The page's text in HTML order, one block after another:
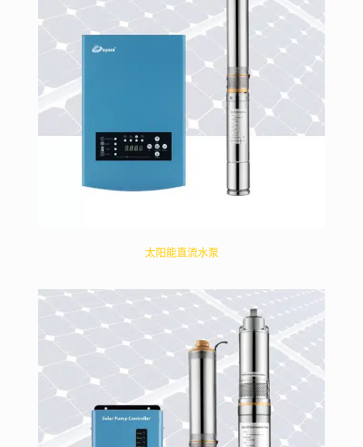
太阳能直流水泵